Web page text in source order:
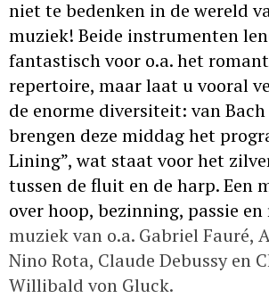
niet te bedenken in de wereld
muziek! Beide instrumenten
fantastisch voor o.a. het
repertoire, maar laat u vooral
de enorme diversiteit: van
brengen deze middag het
Lining”, wat staat voor het
tussen de fluit en de harp. Een
over hoop, bezinning, passie
muziek van o.a. Gabriel Fauré,
Nino Rota, Claude Debussy en
Willibald von Gluck.